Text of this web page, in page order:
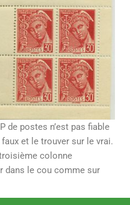
de postes n’est pas fiable
et le trouver sur le vrai.
colonne
dans le cou comme sur